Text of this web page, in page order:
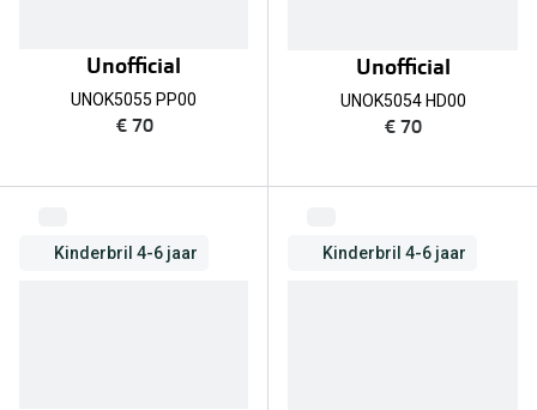
Unofficial
UNOK5055 PP00
€ 70
Unofficial
UNOK5054 HD00
€ 70
Kinderbril 4-6 jaar Kinderbril 4-6 jaar